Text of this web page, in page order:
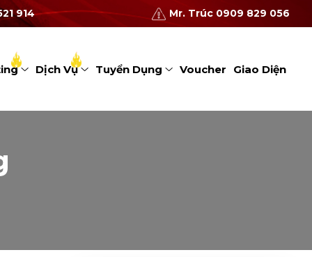
914 Mr. Trúc 0909 829 056
Dịch Vụ Tuyển Dụng Voucher Giao Diện
Chị Nguyễn Thị Thanh Trúc vừa đặt
Chị Trần Thị Hà Vy vừa đặt hàng sản
Anh Nguyễn Trung Hiếu vừa đặt